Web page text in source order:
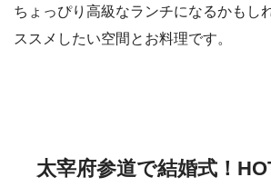
ちょっぴり高級なランチになるかもし
ススメしたい空間とお料理です。
太宰府参道で結婚式！